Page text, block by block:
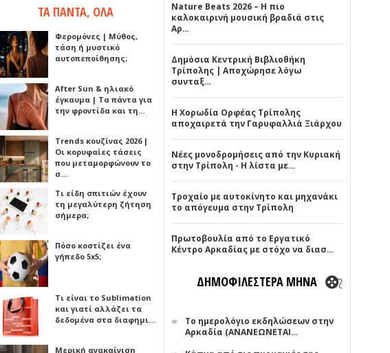
ΤΑ ΠΑΝΤΑ, ΟΛΑ
Φερομόνες | Μύθος,
τάση ή μυστικό
αυτοπεποίθησης;
After Sun & ηλιακό
έγκαυμα | Τα πάντα για
την φροντίδα και τη…
Trends κουζίνας 2026 |
Οι κορυφαίες τάσεις
που μεταμορφώνουν το
σ…
Τι είδη σπιτιών έχουν
τη μεγαλύτερη ζήτηση
σήμερα;
Πόσο κοστίζει ένα
γήπεδο 5x5;
Τι είναι το Sublimation
και γιατί αλλάζει τα
δεδομένα στα διαφημι…
Μερική ανακαίνιση
Nature Beats 2026 – Η πιο
καλοκαιρινή μουσική βραδιά στις
Αρ…
Δημόσια Κεντρική Βιβλιοθήκη
Τρίπολης | Αποχώρησε λόγω
συνταξ…
Η Χορωδία Ορφέας Τρίπολης
αποχαιρετά την Γαρυφαλλιά Ξιάρχου
Νέες μονοδρομήσεις από την Κυριακή
στην Τρίπολη - Η λίστα με…
Τροχαίο με αυτοκίνητο και μηχανάκι
το απόγευμα στην Τρίπολη
Πρωτοβουλία από το Εργατικό
Κέντρο Αρκαδίας με στόχο να διασ…
ΔΗΜΟΦΙΛΕΣΤΕΡΑ ΜΗΝΑ
Το ημερολόγιο εκδηλώσεων στην
Αρκαδία (ΑΝΑΝΕΩΝΕΤΑΙ…